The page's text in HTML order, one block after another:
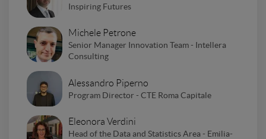
Inspiring Futures
Michele Petrone
Senior Manager Innovation Team - Intellera
Consulting
Alessandro Piperno
Program Director - CTE Roma Capitale
Eleonora Verdini
Head of the Data and Statistics Area - Emilia-